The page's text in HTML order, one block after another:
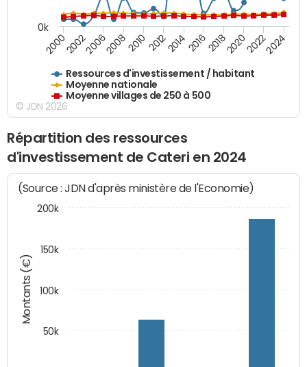
Ressources d'investissement / habitant
Moyenne nationale
Moyenne villages de 250 à 500
20002002200620082010 2012201420162018202020222024
0k
© JDN 2026
Répartition des ressources
d'investissement de Cateri en 2024
Montants (€)
(Source : JDN d'après ministère de l'Economie)
50k
100k
150k
200k